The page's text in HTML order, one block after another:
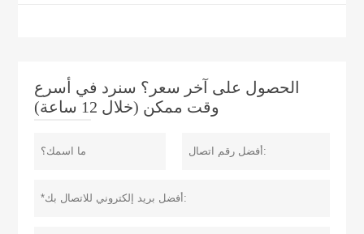
الحصول على آخر سعر؟ سنرد في أسرع
وقت ممكن (خلال 12 ساعة)